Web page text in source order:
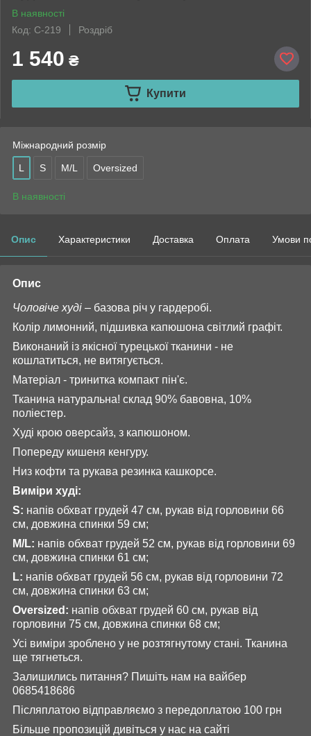
В наявності
Код: С-219
Роздріб
1 540 ₴
Купити
Міжнародний розмір
L S M/L Oversized
В наявності
Опис Характеристики Доставка Оплата Умови
Опис
Чоловіче худі – базова річ у гардеробі.
Колір лимонний, підшивка капюшона світлий графіт.
Виконаний із якісної турецької тканини - не
кошлатиться, не витягується.
Матеріал - тринитка компакт пін'є.
Тканина натуральна! склад 90% бавовна, 10%
поліестер.
Худі крою оверсайз, з капюшоном.
Попереду кишеня кенгуру.
Низ кофти та рукава резинка кашкорсе.
Виміри худі:
S: напів обхват грудей 47 см, рукав від горловини 66
см, довжина спинки 59 см;
M/L: напів обхват грудей 52 см, рукав від горловини 69
см, довжина спинки 61 см;
L: напів обхват грудей 56 см, рукав від горловини 72
см, довжина спинки 63 см;
Оversized: напів обхват грудей 60 см, рукав від
горловини 75 см, довжина спинки 68 см;
Усі виміри зроблено у не розтягнутому стані. Тканина
ще тягнеться.
Залишились питання? Пишіть нам на вайбер
0685418686
Післяплатою відправляємо з передоплатою 100 грн
Більше пропозицій дивіться у нас на сайті